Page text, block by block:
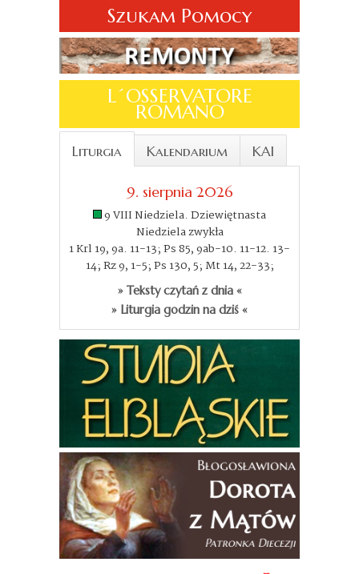
Szukam Pomocy
L´OSSERVATORE
ROMANO
Liturgia Kalendarium KAI
9. sierpnia 2026
9 VIII Niedziela. Dziewiętnasta
Niedziela zwykła
1 Krl 19, 9a. 11-13; Ps 85, 9ab-10. 11-12. 13-
14; Rz 9, 1-5; Ps 130, 5; Mt 14, 22-33;
» Teksty czytań z dnia «
» Liturgia godzin na dziś «